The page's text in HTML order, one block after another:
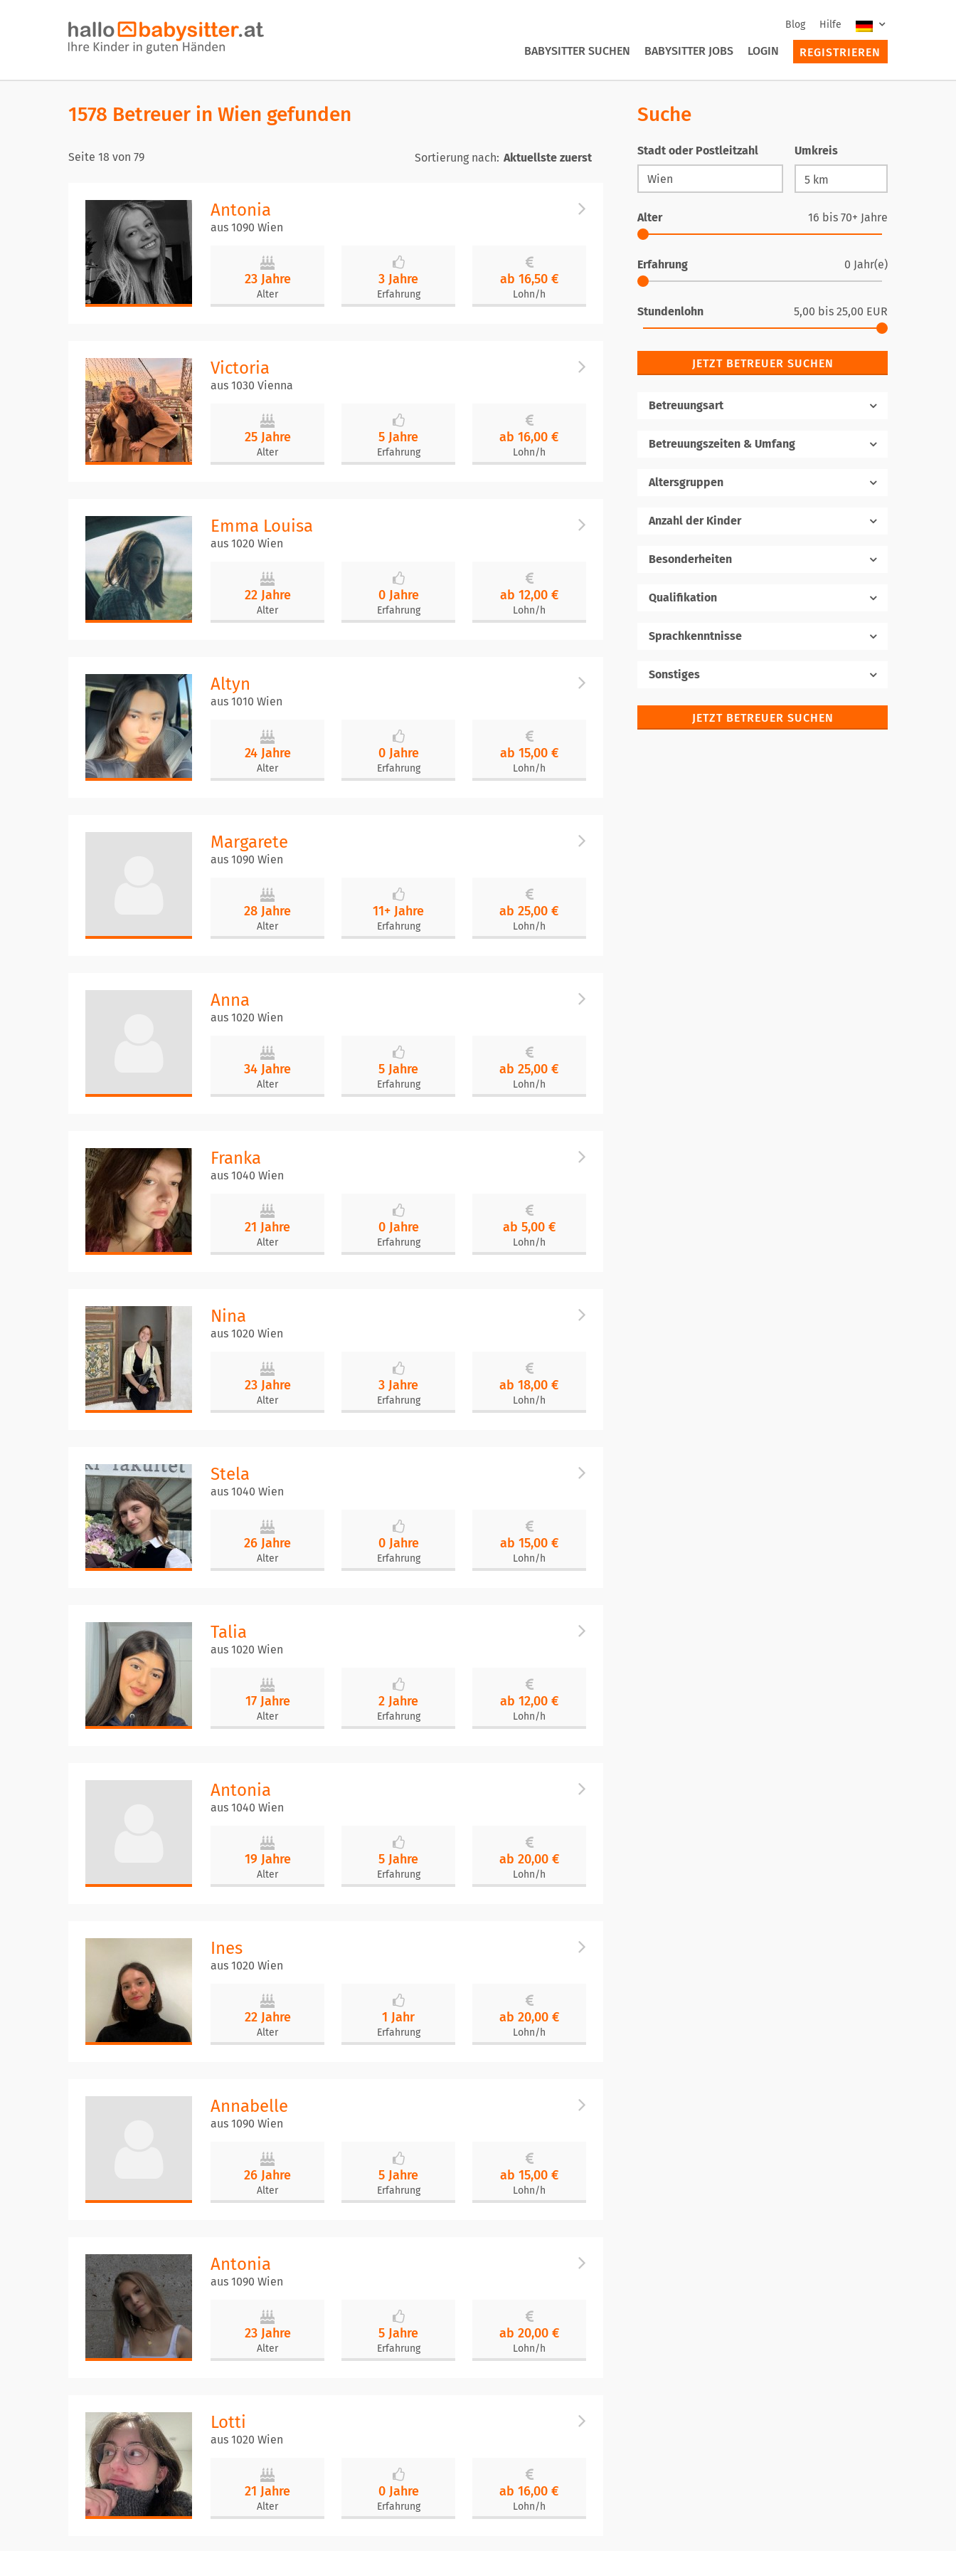
Blog Hilfe
BABYSITTER SUCHEN BABYSITTER JOBS LOGIN REGISTRIEREN
1578 Betreuer in Wien gefunden
Seite 18 von 79 Sortierung nach:
Antonia
aus 1090 Wien
23 Jahre
Alter
3 Jahre
Erfahrung
ab 16,50 €
Lohn/h
Victoria
aus 1030 Vienna
25 Jahre
Alter
5 Jahre
Erfahrung
ab 16,00 €
Lohn/h
Emma Louisa
aus 1020 Wien
22 Jahre
Alter
0 Jahre
Erfahrung
ab 12,00 €
Lohn/h
Altyn
aus 1010 Wien
24 Jahre
Alter
0 Jahre
Erfahrung
ab 15,00 €
Lohn/h
Margarete
aus 1090 Wien
28 Jahre
Alter
11+ Jahre
Erfahrung
ab 25,00 €
Lohn/h
Anna
aus 1020 Wien
34 Jahre
Alter
5 Jahre
Erfahrung
ab 25,00 €
Lohn/h
Franka
aus 1040 Wien
21 Jahre
Alter
0 Jahre
Erfahrung
ab 5,00 €
Lohn/h
Nina
aus 1020 Wien
23 Jahre
Alter
3 Jahre
Erfahrung
ab 18,00 €
Lohn/h
Stela
aus 1040 Wien
26 Jahre
Alter
0 Jahre
Erfahrung
ab 15,00 €
Lohn/h
Talia
aus 1020 Wien
17 Jahre
Alter
2 Jahre
Erfahrung
ab 12,00 €
Lohn/h
Antonia
aus 1040 Wien
19 Jahre
Alter
5 Jahre
Erfahrung
ab 20,00 €
Lohn/h
Ines
aus 1020 Wien
22 Jahre
Alter
1 Jahr
Erfahrung
ab 20,00 €
Lohn/h
Annabelle
aus 1090 Wien
26 Jahre
Alter
5 Jahre
Erfahrung
ab 15,00 €
Lohn/h
Antonia
aus 1090 Wien
23 Jahre
Alter
5 Jahre
Erfahrung
ab 20,00 €
Lohn/h
Lotti
aus 1020 Wien
21 Jahre
Alter
0 Jahre
Erfahrung
ab 16,00 €
Lohn/h
Suche
Stadt oder Postleitzahl Umkreis
Alter 16 bis 70+ Jahre
Erfahrung 0 Jahr(e)
Stundenlohn 5,00 bis 25,00 EUR
JETZT BETREUER SUCHEN
Betreuungsart
Betreuungszeiten & Umfang
Altersgruppen
Anzahl der Kinder
Besonderheiten
Qualifikation
Sprachkenntnisse
Fremdsprachen
Sonstiges
JETZT BETREUER SUCHEN